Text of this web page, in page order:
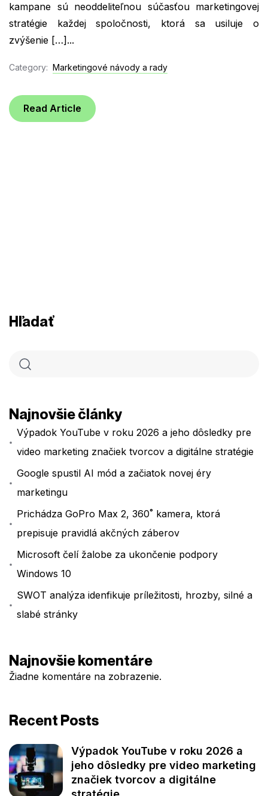
kampane sú neoddeliteľnou súčasťou marketingovej
stratégie každej spoločnosti, ktorá sa usiluje o
zvýšenie […]...
Category: Marketingové návody a rady
Read Article
Hľadať
Najnovšie články
Výpadok YouTube v roku 2026 a jeho dôsledky pre
video marketing značiek tvorcov a digitálne stratégie
Google spustil AI mód a začiatok novej éry
marketingu
Prichádza GoPro Max 2, 360˚ kamera, ktorá
prepisuje pravidlá akčných záberov
Microsoft čelí žalobe za ukončenie podpory
Windows 10
SWOT analýza idenfikuje príležitosti, hrozby, silné a
slabé stránky
Najnovšie komentáre
Žiadne komentáre na zobrazenie.
Recent Posts
Výpadok YouTube v roku 2026 a
jeho dôsledky pre video marketing
značiek tvorcov a digitálne